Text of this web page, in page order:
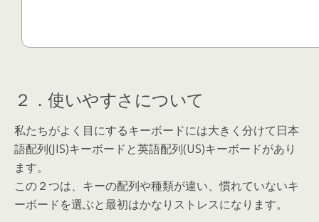
２．使いやすさについて
私たちがよく目にするキーボードには大きく分けて日本
語配列(JIS)キーボードと英語配列(US)キーボードがあり
ます。
この２つは、キーの配列や種類が違い、慣れていないキ
ーボードを選ぶと最初はかなりストレスになります。